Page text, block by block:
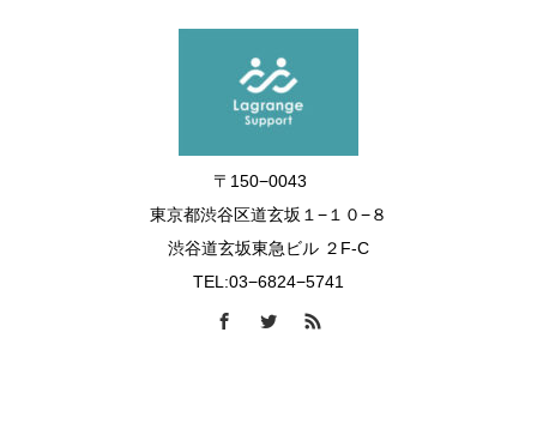
〒150−0043
東京都渋谷区道玄坂１−１０−８
渋谷道玄坂東急ビル ２F-C
TEL:03−6824−5741